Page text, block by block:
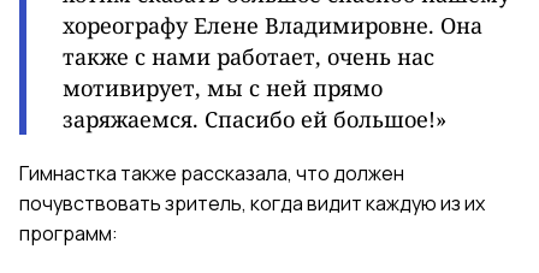
хореографу Елене Владимировне. Она
также с нами работает, очень нас
мотивирует, мы с ней прямо
заряжаемся. Спасибо ей большое!»
Гимнастка также рассказала, что должен
почувствовать зритель, когда видит каждую из их
программ: